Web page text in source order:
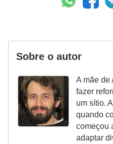
Sobre o autor
A mãe de
fazer
um sítio.
quando
começou
adaptar